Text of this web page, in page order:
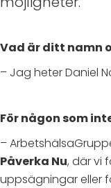
Vad är ditt namn
– Jag heter Daniel
För någon som
–
Påverka Nu, där vi
uppsägningar eller